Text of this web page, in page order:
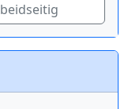
beidseitig